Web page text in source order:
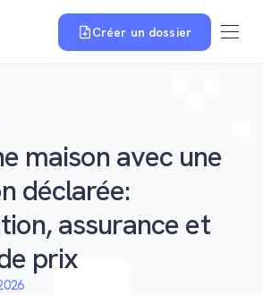
Créer un dossier
maison avec une
déclarée:
assurance et
prix